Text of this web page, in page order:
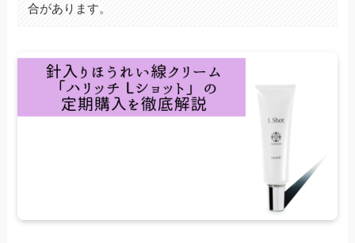
合があります。